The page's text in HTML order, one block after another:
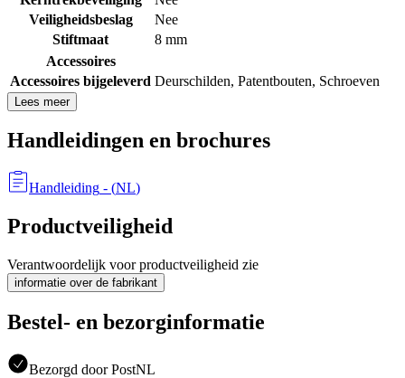
Veiligheidsbeslag
Nee
Stiftmaat
8 mm
Accessoires
Accessoires bijgeleverd Deurschilden, Patentbouten, Schroeven
Lees meer
Handleidingen en brochures
Handleiding - (NL)
Productveiligheid
Verantwoordelijk voor productveiligheid zie
informatie over de fabrikant
Bestel- en bezorginformatie
Bezorgd door PostNL